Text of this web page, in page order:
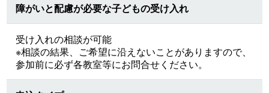
障がいと配慮が必要な子どもの受け入れ
受け入れの相談が可能
※相談の結果、ご希望に沿えないことがありますので、
参加前に必ず各教室等にお問合せください。